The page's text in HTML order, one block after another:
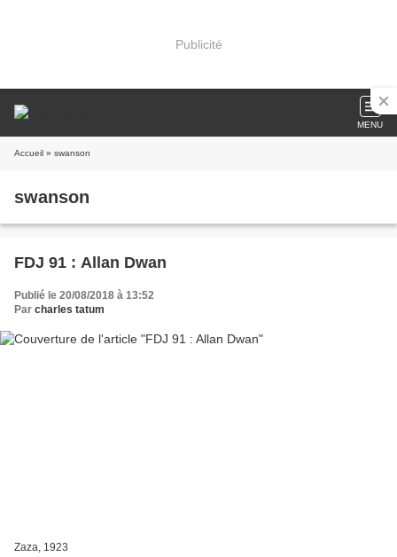
Publicité
MENU
Accueil » swanson
swanson
FDJ 91 : Allan Dwan
Publié le 20/08/2018 à 13:52
Par charles tatum
Zaza, 1923